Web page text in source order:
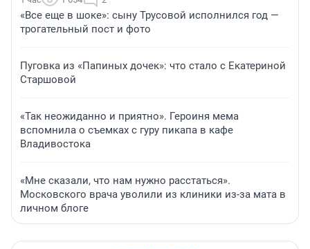
«Все еще в шоке»: сыну Трусовой исполнился год —
трогательный пост и фото
Пуговка из «Папиных дочек»: что стало с Екатериной
Старшовой
«Так неожиданно и приятно». Героиня мема
вспомнила о съемках с гуру пикапа в кафе
Владивостока
«Мне сказали, что нам нужно расстаться».
Московского врача уволили из клиники из-за мата в
личном блоге